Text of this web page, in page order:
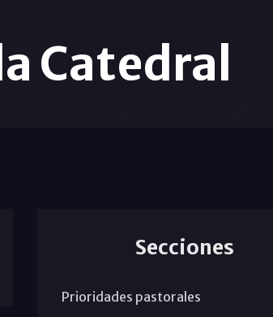
Catedral
Secciones
Prioridades pastorales